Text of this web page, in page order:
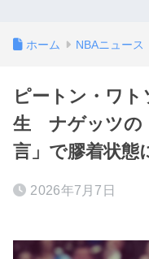
ホーム NBAニュース
ピートン・ワ
生 ナゲッツの
言」で膠着状態
2026年7月7日